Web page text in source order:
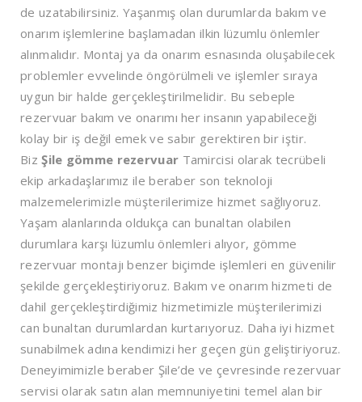
de uzatabilirsiniz. Yaşanmış olan durumlarda bakım ve
onarım işlemlerine başlamadan ilkin lüzumlu önlemler
alınmalıdır. Montaj ya da onarım esnasında oluşabilecek
problemler evvelinde öngörülmeli ve işlemler sıraya
uygun bir halde gerçekleştirilmelidir. Bu sebeple
rezervuar bakım ve onarımı her insanın yapabileceği
kolay bir iş değil emek ve sabır gerektiren bir iştir.
BizŞile gömme rezervuar Tamircisi olarak tecrübeli
ekip arkadaşlarımız ile beraber son teknoloji
malzemelerimizle müşterilerimize hizmet sağlıyoruz.
Yaşam alanlarında oldukça can bunaltan olabilen
durumlara karşı lüzumlu önlemleri alıyor, gömme
rezervuar montajı benzer biçimde işlemleri en güvenilir
şekilde gerçekleştiriyoruz. Bakım ve onarım hizmeti de
dahil gerçekleştirdiğimiz hizmetimizle müşterilerimizi
can bunaltan durumlardan kurtarıyoruz. Daha iyi hizmet
sunabilmek adına kendimizi her geçen gün geliştiriyoruz.
Deneyimimizle beraber Şile’de ve çevresinde rezervuar
servisi olarak satın alan memnuniyetini temel alan bir